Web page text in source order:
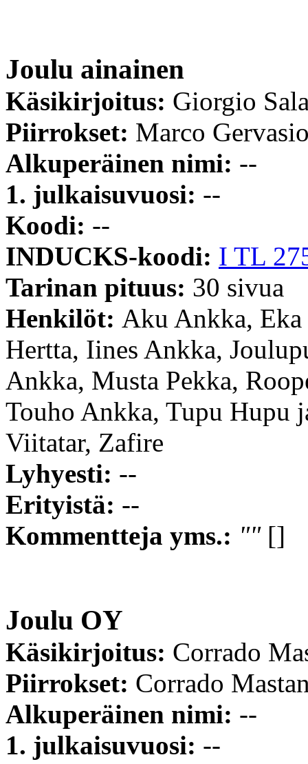
Joulu ainainen
Käsikirjoitus: Giorgio
Piirrokset: Marco
Alkuperäinen nimi: --
1. julkaisuvuosi: --
Koodi: --
INDUCKS-koodi: I TL
Tarinan pituus: 30 sivua
Henkilöt: Aku Ankka, Eka
Hertta, Iines Ankka,
Ankka, Musta Pekka,
Touho Ankka, Tupu Hupu
Viitatar, Zafire
Lyhyesti: --
Erityistä: --
Kommentteja yms.: ""[]
Joulu OY
Käsikirjoitus: Corrado
Piirrokset: Corrado
Alkuperäinen nimi: --
1. julkaisuvuosi: --